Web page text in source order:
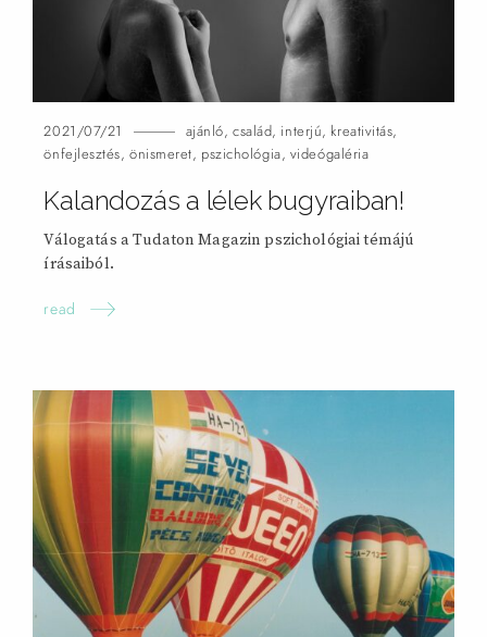
2021/07/21 ajánló, család, interjú, kreativitás,
önfejlesztés,önismeret, pszichológia, videógaléria
Kalandozás a lélek bugyraiban!
Válogatás a Tudaton Magazin pszichológiai témájú
írásaiból.
read